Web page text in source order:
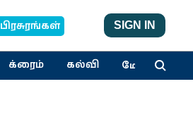
பிரசுரங்கள் SIGN IN
க்ரைம் கல்வி மேலும்